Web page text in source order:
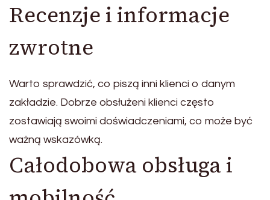
Recenzje i informacje
zwrotne
Warto sprawdzić, co piszą inni klienci o danym
zakładzie. Dobrze obsłużeni klienci często
zostawiają swoimi doświadczeniami, co może być
ważną wskazówką.
Całodobowa obsługa i